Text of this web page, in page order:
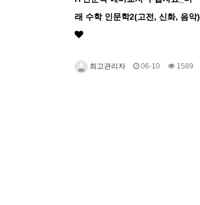
래 수학 인문학2(고전, 신화, 음악)
최고관리자 06-10 1589